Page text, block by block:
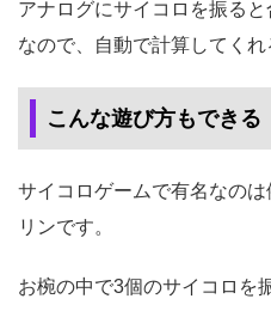
アナログにサイコロを振る
なので、自動で計算してくれ
こんな遊び方もできる
サイコロゲームで有名なの
リンです。
お椀の中で3個のサイコロを